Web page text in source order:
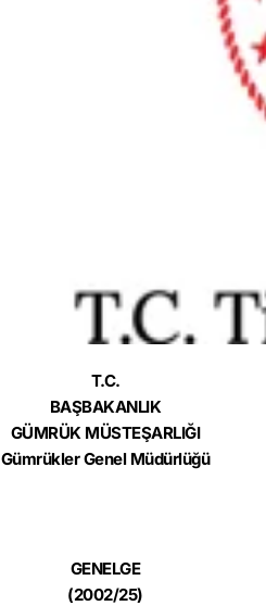
T.C.
BAŞBAKANLIK
GÜMRÜK MÜSTEŞARLIĞI
Gümrükler Genel Müdürlüğü
GENELGE
(2002/25)